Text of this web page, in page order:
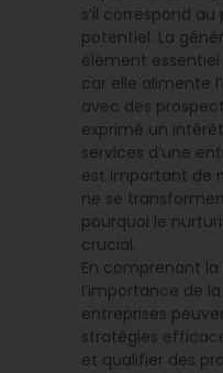
s’il correspond
potentiel. La
élément
car elle alimente
avec des
exprimé un
services d’une
est important de
ne se
pourquoi le
crucial.
En comprenant
l’importance de
entreprises
stratégies
et qualifier des